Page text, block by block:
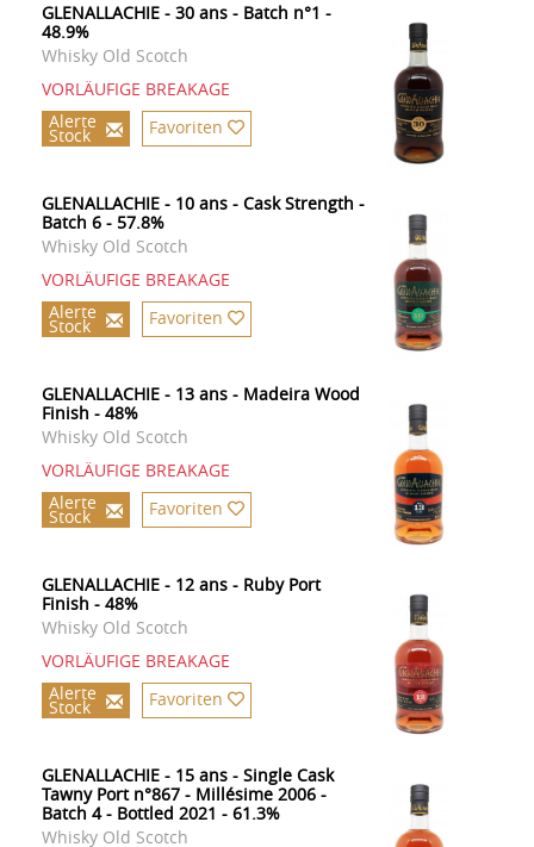
GLENALLACHIE - 30 ans - Batch n°1 -
48.9%
Whisky Old Scotch
VORLÄUFIGE BREAKAGE
Alerte
Stock Favoriten
GLENALLACHIE - 10 ans - Cask Strength -
Batch 6 - 57.8%
Whisky Old Scotch
VORLÄUFIGE BREAKAGE
Alerte
Stock Favoriten
GLENALLACHIE - 13 ans - Madeira Wood
Finish - 48%
Whisky Old Scotch
VORLÄUFIGE BREAKAGE
Alerte
Stock Favoriten
GLENALLACHIE - 12 ans - Ruby Port
Finish - 48%
Whisky Old Scotch
VORLÄUFIGE BREAKAGE
Alerte
Stock Favoriten
GLENALLACHIE - 15 ans - Single Cask
Tawny Port n°867 - Millésime 2006 -
Batch 4 - Bottled 2021 - 61.3%
Whisky Old Scotch